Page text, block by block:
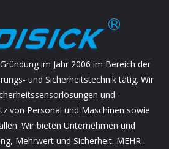
im Jahr 2006 im Bereich der
und Sicherheitstechnik tätig. Wir
und -
von Personal und Maschinen sowie
Wir bieten Unternehmen und
Mehrwert und Sicherheit. MEHR